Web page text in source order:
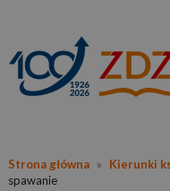
Strona główna » Kierunki
spawanie